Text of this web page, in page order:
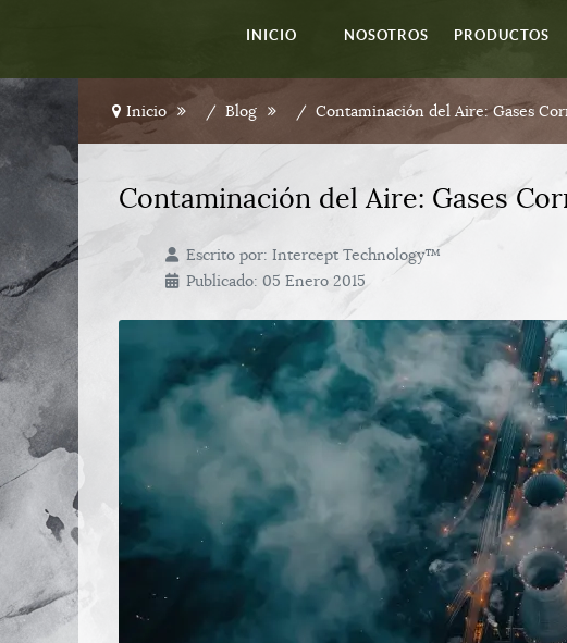
INICIO NOSOTROS PRODUCTOS
Inicio Blog Contaminación del Aire: Gases
Contaminación del Aire: Gases
Escrito por: Intercept Technology™
Publicado: 05 Enero 2015